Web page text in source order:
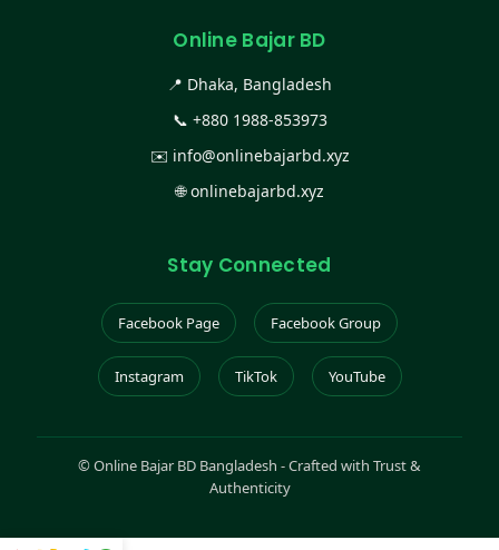
Online Bajar BD
📍 Dhaka, Bangladesh
📞 +880 1988-853973
✉️ info@onlinebajarbd.xyz
🌐onlinebajarbd.xyz
Stay Connected
Facebook Page Facebook Group
Instagram TikTok YouTube
©Online Bajar BD Bangladesh - Crafted with Trust &
Authenticity